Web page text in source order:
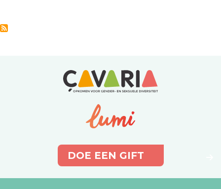
DOE EEN GIFT